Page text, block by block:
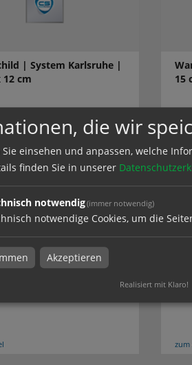
| System Karlsruhe |
12 cm
15
zum
zum
die wir
einsehen und anpassen, welche
finden Sie in unserer
notwendig(immer notwendig)
notwendige Cookies, um die
Akzeptieren
Realisiert mit Klaro!